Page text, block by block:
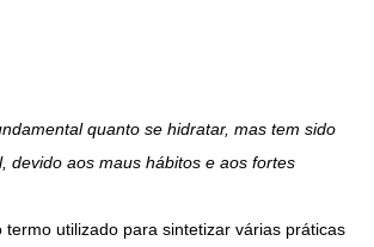
quanto se hidratar, mas tem sido
devido aos maus hábitos e aos fortes
termo utilizado para sintetizar várias práticas